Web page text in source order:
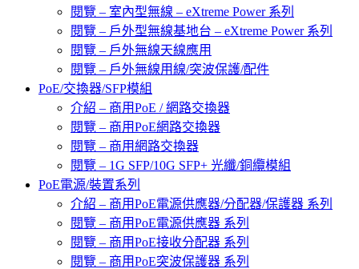
閱覽 – 室內型無線 – eXtreme Power 系列
閱覽 – 戶外型無線基地台 – eXtreme Power 系列
閱覽 – 戶外無線天線應用
閱覽 – 戶外無線用線/突波保護/配件
PoE/交換器/SFP模組
介紹 – 商用PoE / 網路交換器
閱覽 – 商用PoE網路交換器
閱覽 – 商用網路交換器
閱覽 – 1G SFP/10G SFP+ 光纖/銅纜模組
PoE電源/裝置系列
介紹 – 商用PoE電源供應器/分配器/保護器 系列
閱覽 – 商用PoE電源供應器 系列
閱覽 – 商用PoE接收分配器 系列
閱覽 – 商用PoE突波保護器 系列